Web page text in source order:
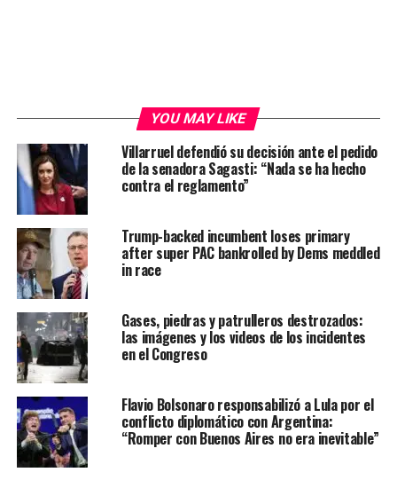
YOU MAY LIKE
Villarruel defendió su decisión ante el pedido
de la senadora Sagasti: “Nada se ha hecho
contra el reglamento”
Trump-backed incumbent loses primary
after super PAC bankrolled by Dems meddled
in race
Gases, piedras y patrulleros destrozados:
las imágenes y los videos de los incidentes
en el Congreso
Flavio Bolsonaro responsabilizó a Lula por el
conflicto diplomático con Argentina:
“Romper con Buenos Aires no era inevitable”